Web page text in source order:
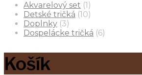
Akvarelový set (1)
Detské tričká (10)
Doplnky (3)
Dospelácke tričká (6)
Košík